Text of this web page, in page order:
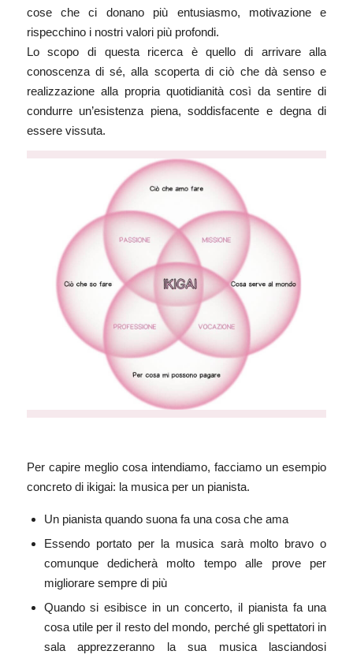
cose che ci donano più entusiasmo, motivazione e
rispecchino i nostri valori più profondi.
Lo scopo di questa ricerca è quello di arrivare alla
conoscenza di sé, alla scoperta di ciò che dà senso e
realizzazione alla propria quotidianità così da sentire di
condurre un’esistenza piena, soddisfacente e degna di
essere vissuta.
Per capire meglio cosa intendiamo, facciamo un esempio
concreto di ikigai: la musica per un pianista.
Un pianista quando suona fa una cosa che ama
Essendo portato per la musica sarà molto bravo o
comunque dedicherà molto tempo alle prove per
migliorare sempre di più
Quando si esibisce in un concerto, il pianista fa una
cosa utile per il resto del mondo, perché gli spettatori in
sala apprezzeranno la sua musica lasciandosi